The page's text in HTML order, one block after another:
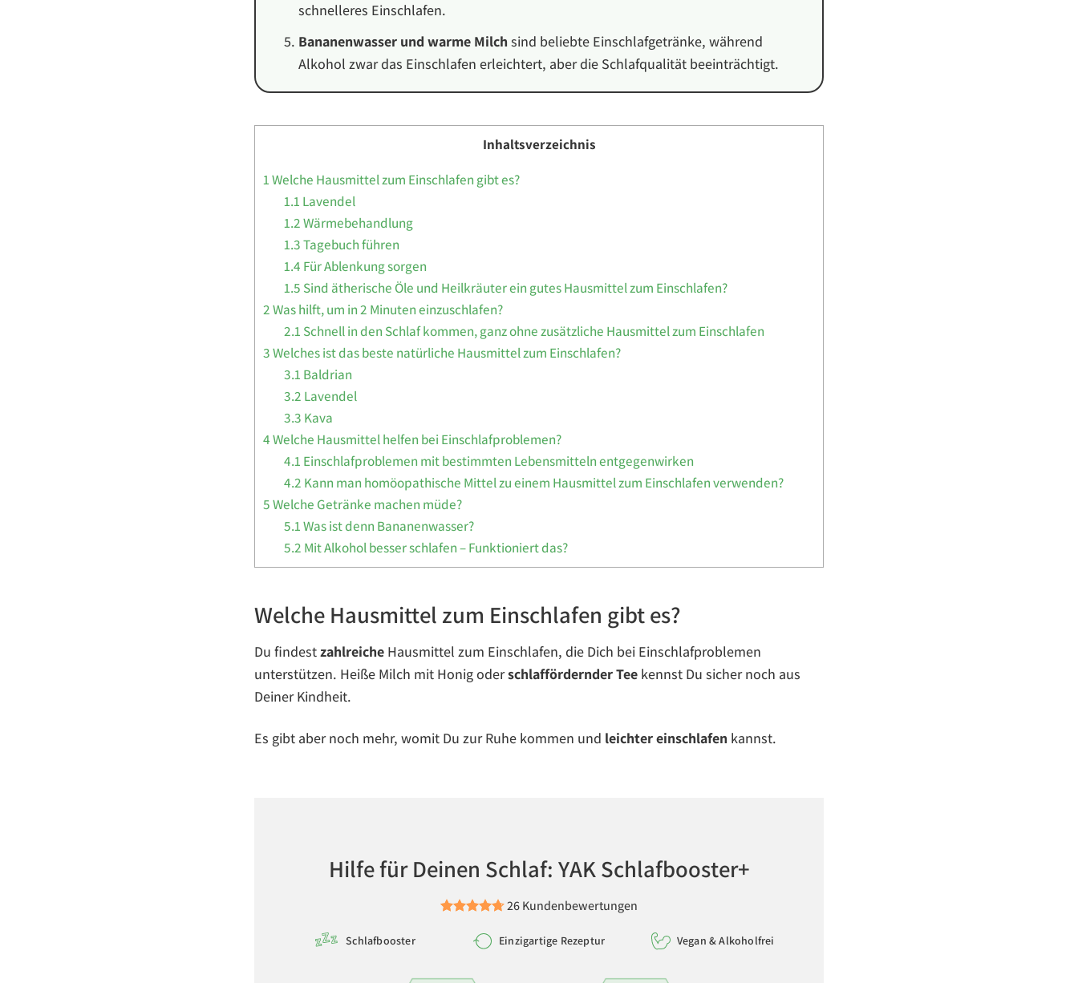
schnelleres Einschlafen.
Bananenwasser und warme Milch sind beliebte Einschlafgetränke, während
Alkohol zwar das Einschlafen erleichtert, aber die Schlafqualität beeinträchtigt.
Inhaltsverzeichnis
1Welche Hausmittel zum Einschlafen gibt es?
1.1 Lavendel
1.2Wärmebehandlung
1.3Tagebuch führen
1.4 Für Ablenkung sorgen
1.5 Sind ätherische Öle und Heilkräuter ein gutes Hausmittel zum Einschlafen?
2Was hilft, um in 2 Minuten einzuschlafen?
2.1 Schnell in den Schlaf kommen, ganz ohne zusätzliche Hausmittel zum Einschlafen
3Welches ist das beste natürliche Hausmittel zum Einschlafen?
3.1 Baldrian
3.2 Lavendel
3.3 Kava
4Welche Hausmittel helfen bei Einschlafproblemen?
4.1 Einschlafproblemen mit bestimmten Lebensmitteln entgegenwirken
4.2 Kann man homöopathische Mittel zu einem Hausmittel zum Einschlafen verwenden?
5Welche Getränke machen müde?
5.1Was ist denn Bananenwasser?
5.2 Mit Alkohol besser schlafen – Funktioniert das?
Welche Hausmittel zum Einschlafen gibt es?
Du findestzahlreiche Hausmittel zum Einschlafen, die Dich bei Einschlafproblemen
unterstützen. Heiße Milch mit Honig oderschlaffördernder Tee kennst Du sicher noch aus
Deiner Kindheit.
Es gibt aber noch mehr, womit Du zur Ruhe kommen und leichter einschlafen kannst.
Hilfe für Deinen Schlaf: YAK Schlafbooster+
26 Kundenbewertungen
Schlafbooster Einzigartige Rezeptur Vegan & Alkoholfrei